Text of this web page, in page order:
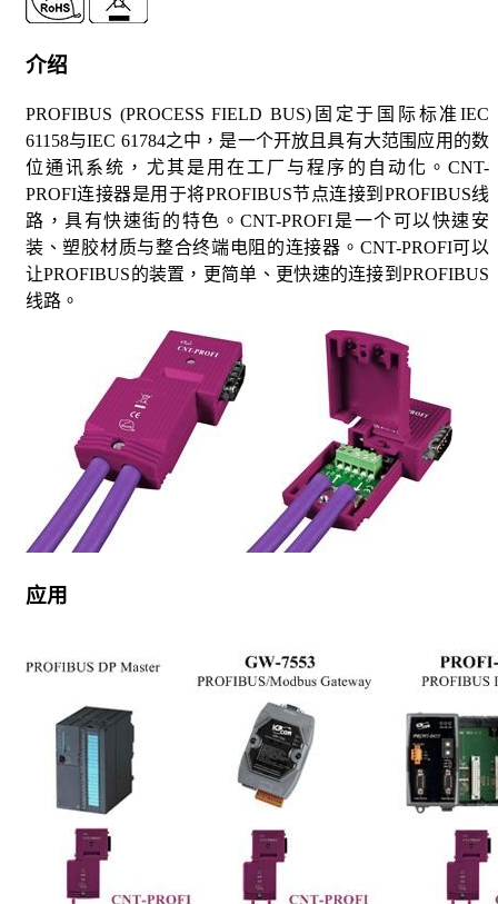
介绍
PROFIBUS (PROCESS FIELD BUS)固定于国际标准IEC
61158与IEC 61784之中，是一个开放且具有大范围应用的数
位通讯系统，尤其是用在工厂与程序的自动化。 CNT-
PROFI连接器是用于将PROFIBUS节点连接到PROFIBUS线
路，具有快速街的特色。CNT-PROFI是一个可以快速安
装、塑胶材质与整合终端电阻的连接器。 CNT-PROFI可以
让PROFIBUS的装置，更简单、更快速的连接到PROFIBUS
线路。
应用